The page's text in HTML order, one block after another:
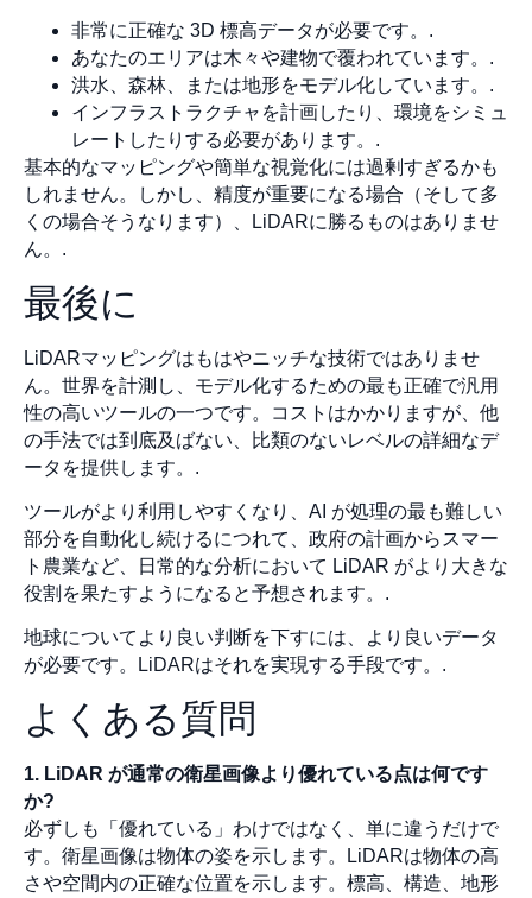
非常に正確な 3D 標高データが必要です。.
あなたのエリアは木々や建物で覆われています。.
洪水、森林、または地形をモデル化しています。.
インフラストラクチャを計画したり、環境をシミュ
レートしたりする必要があります。.
基本的なマッピングや簡単な視覚化には過剰すぎるかも
しれません。しかし、精度が重要になる場合（そして多
くの場合そうなります）、LiDARに勝るものはありませ
ん。.
最後に
LiDARマッピングはもはやニッチな技術ではありませ
ん。世界を計測し、モデル化するための最も正確で汎用
性の高いツールの一つです。コストはかかりますが、他
の手法では到底及ばない、比類のないレベルの詳細なデ
ータを提供します。.
ツールがより利用しやすくなり、AI が処理の最も難しい
部分を自動化し続けるにつれて、政府の計画からスマー
ト農業など、日常的な分析において LiDAR がより大きな
役割を果たすようになると予想されます。.
地球についてより良い判断を下すには、より良いデータ
が必要です。LiDARはそれを実現する手段です。.
よくある質問
1. LiDAR が通常の衛星画像より優れている点は何です
か?
必ずしも「優れている」わけではなく、単に違うだけで
す。衛星画像は物体の姿を示します。LiDARは物体の高
さや空間内の正確な位置を示します。標高、構造、地形